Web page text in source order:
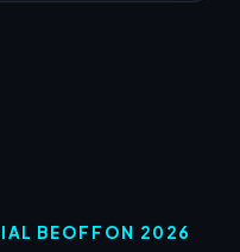
BEOFFON 2026